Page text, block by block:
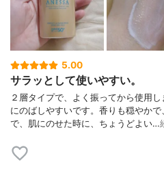
5.00
サラッとして使いやすい。
２層タイプで、よく振ってから使用
にのばしやすいです。香りも穏やか
で、肌にのせた時に、ちょうどよい…